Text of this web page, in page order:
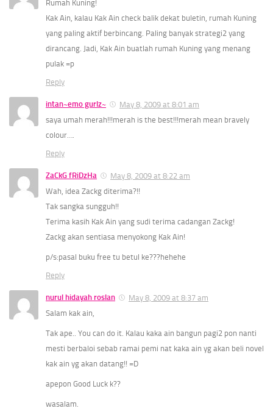
Rumah Kuning!
Kak Ain, kalau Kak Ain check balik dekat buletin, rumah Kuning
yang paling aktif berbincang. Paling banyak strategi2 yang
dirancang. Jadi, Kak Ain buatlah rumah Kuning yang menang
pulak =p
Reply
intan~emo gurlz~
May 8, 2009 at 8:01 am
saya umah merah!!!merah is the best!!!merah mean bravely
colour….
Reply
ZaCkG fRiDzHa
May 8, 2009 at 8:22 am
Wah, idea Zackg diterima?!!
Tak sangka sungguh!!
Terima kasih Kak Ain yang sudi terima cadangan Zackg!
Zackg akan sentiasa menyokong Kak Ain!
p/s:pasal buku free tu betul ke???hehehe
Reply
nurul hidayah roslan
May 8, 2009 at 8:37 am
Salam kak ain,
Tak ape.. You can do it. Kalau kaka ain bangun pagi2 pon nanti
mesti berbaloi sebab ramai pemi nat kaka ain yg akan beli novel
kak ain yg akan datang!! =D
apepon Good Luck k??
wasalam.